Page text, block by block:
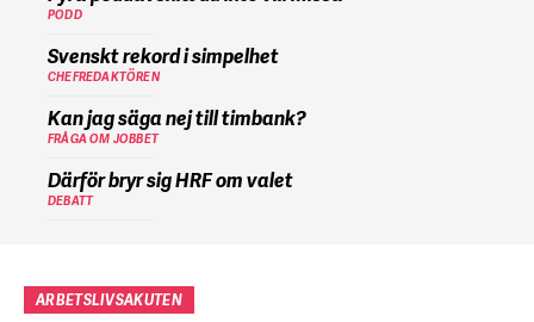
PODD
Svenskt rekord i simpelhet
CHEFREDAKTÖREN
Kan jag säga nej till timbank?
FRÅGA OM JOBBET
Därför bryr sig HRF om valet
DEBATT
ARBETSLIVSAKUTEN